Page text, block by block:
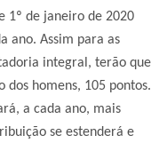
1º de janeiro de 2020
ano. Assim para as
integral, terão que
homens, 105 pontos.
a cada ano, mais
se estenderá e